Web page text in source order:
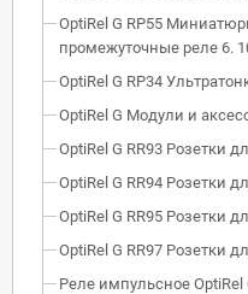
OptiRel G RP55
промежуточные реле 6.
OptiRel G RP34
OptiRel G Модули и
OptiRel G RR93 Розетки
OptiRel G RR94 Розетки
OptiRel G RR95 Розетки
OptiRel G RR97 Розетки
Реле импульсное OptiRel